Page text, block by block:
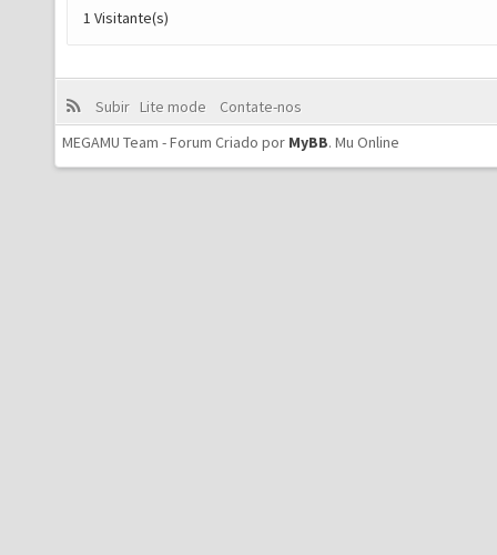
1 Visitante(s)
Subir Lite mode
Contate-nos
MEGAMU Team - Forum Criado por MyBB. Mu Online